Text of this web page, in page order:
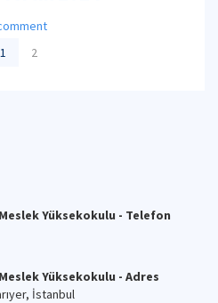
1
2
Yüksekokulu - Telefon
Yüksekokulu - Adres
İstanbul